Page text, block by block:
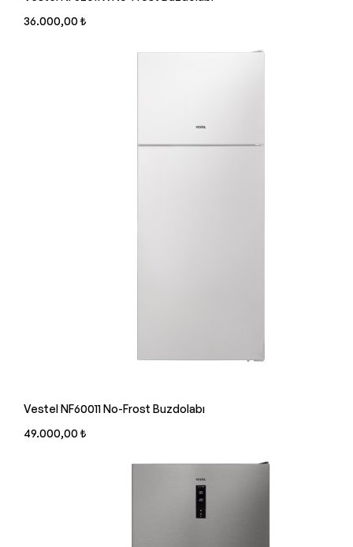
36.000,00 ₺
Vestel NF60011 No-Frost Buzdolabı
49.000,00 ₺